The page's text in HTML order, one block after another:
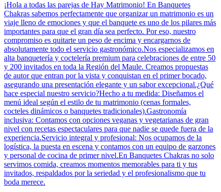
¡Hola a todas las parejas de Hay Matrimonio! En Banquetes
Chakras sabemos perfectamente que organizar un matrimonio es un
viaje lleno de emociones y que el banquete es uno de los pilares más
importantes para que el gran día sea perfecto. Por eso, nuestro
compromiso es quitarte un peso de encima y encargarnos de
absolutamente todo el servicio gastronómico.Nos especializamos en
alta banquetería y coctelería premium para celebraciones de entre 50
y 200 invitados en toda la Región del Maule. Creamos propuestas
de autor que entran por la vista y conquistan en el primer bocado,
asegurando una presentación elegante y un sabor excepcional.¿Qué
hace especial nuestro servicio?Hecho a tu medida: Diseñamos el
menú ideal según el estilo de tu matrimonio (cenas formales,
cocteles dinámicos o banquetes tradicionales).Gastronomía
inclusiva: Contamos con opciones veganas y vegetarianas de gran
nivel con recetas espectaculares para que nadie se quede fuera de la
experiencia.Servicio integral y profesional: Nos ocupamos de la
logística, la puesta en escena y contamos con un equipo de garzones
y personal de cocina de primer nivel.En Banquetes Chakras no solo
servimos comida, creamos momentos memorables para ti y tus
invitados, respaldados por la seriedad y el profesionalismo que tu
boda merece.